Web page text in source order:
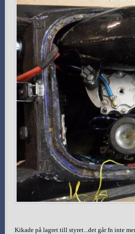
Kikade på lagret till styret...det går fn inte